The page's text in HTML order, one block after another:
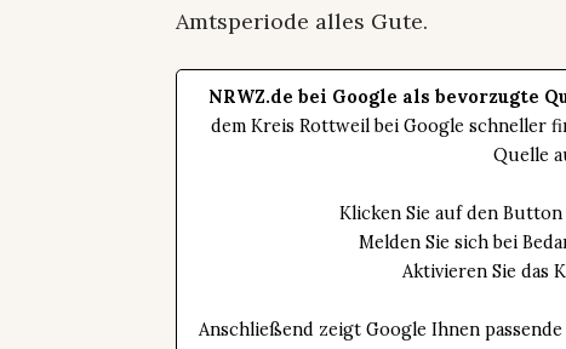
Amtsperiode alles Gute.
NRWZ.de bei Google als bevorzugte
dem Kreis Rottweil bei Google schneller
Quelle
Klicken Sie auf den Button
Melden Sie sich bei
Aktivieren Sie das
Anschließend zeigt Google Ihnen